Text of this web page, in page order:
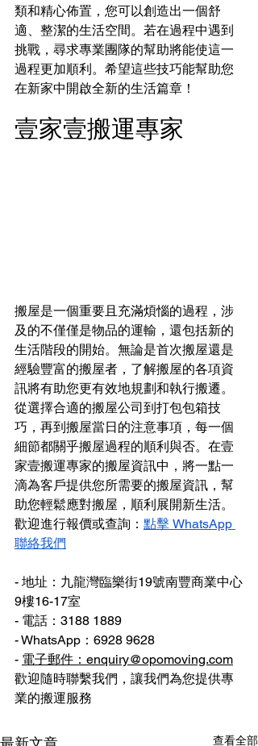
類和精心佈置，您可以創造出一個舒
適、整潔的生活空間。若在過程中遇到
挑戰，尋求專業團隊的幫助將能使這一
過程更加順利。希望這些技巧能幫助您
在新家中開啟全新的生活篇章！
壹家壹搬運專家
搬屋是一個重要且充滿煩惱的過程，涉
及的不僅僅是物品的運輸，還包括新的
生活階段的開始。無論是首次搬屋還是
經驗豐富的搬屋者，了解搬屋的各項資
訊將有助您更有效地規劃和執行搬遷。
從選擇合適的搬屋公司到打包包箱技
巧，再到搬屋當日的注意事項，每一個
細節都關乎搬屋過程的順利與否。在壹
家壹搬運專家的搬屋資訊中，將一點一
滴為客戶提供您所需要的搬屋資訊，幫
助您輕鬆應對搬屋，順利展開新生活。
歡迎進行報價或查詢： 點擊 WhatsApp
聯絡我們
- 地址：九龍灣臨樂街19號南豐商業中心
9樓16-17室
- 電話：3188 1889
- WhatsApp：6928 9628
- 電子郵件：enquiry@opomoving.com
歡迎隨時聯繫我們，讓我們為您提供專
業的搬運服務
查看全部